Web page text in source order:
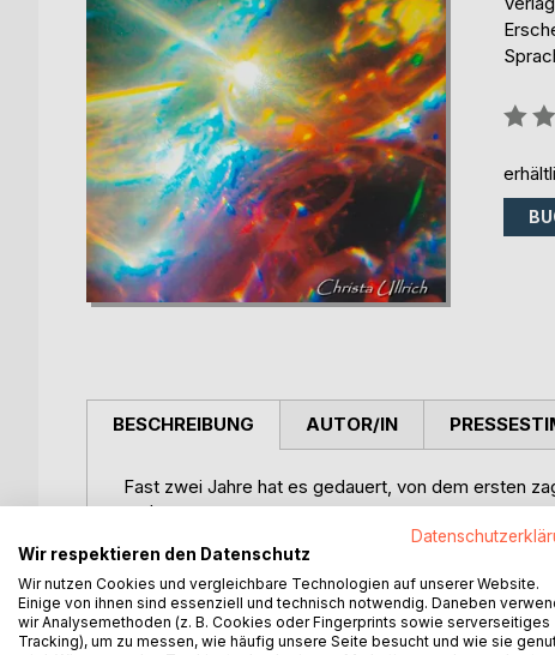
BESCHREIBUNG
Fast zwei Jahre hat es gedauert, von dem ersten
anderen.
Die Fotos, sind ohne technische Hilfsmittel
führen lassen und seinem Herzen folgen. Man
Mut, Offenheit und Liebe etwas Großartiges
Leben, nach harten und schweren Zeiten darf
meinen Alltag zu meisten.
AUTOR/IN
Wir respektieren den Datenschutz
Wir nutzen Cookies und vergleichbare Technologien auf unserer Website.
Einige von ihnen sind essenziell und technisch notwendig. Daneben
wir Analysemethoden (z. B. Cookies oder Fingerprints sowie serverseitiges
Tracking), um zu messen, wie häufig unsere Seite besucht und wie sie